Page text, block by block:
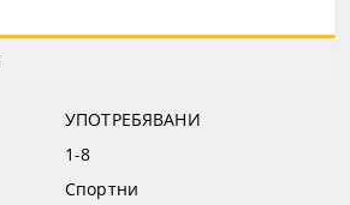
УПОТРЕБЯВАНИ
1-8
Спортни